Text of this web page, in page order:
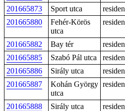
201665873
Sport utca
201665880
Fehér-Körös
utca
201665882 Bay tér
201665885
Szabó Pál utca
201665886
Sirály utca
201665887
Kohán György
utca
201665888 Sirály utca